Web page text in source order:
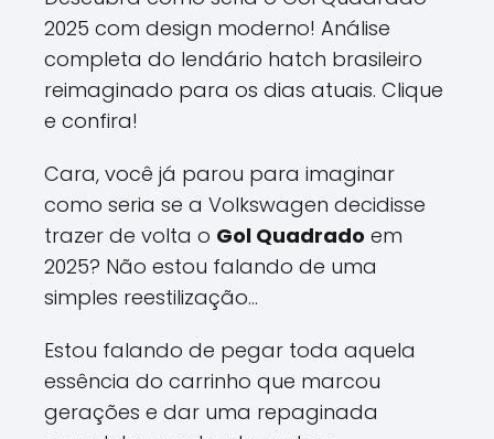
2025 com design moderno! Análise
completa do lendário hatch brasileiro
reimaginado para os dias atuais. Clique
e confira!
Cara, você já parou para imaginar
como seria se a Volkswagen decidisse
trazer de volta o Gol Quadrado em
2025? Não estou falando de uma
simples reestilização...
Estou falando de pegar toda aquela
essência do carrinho que marcou
gerações e dar uma repaginada